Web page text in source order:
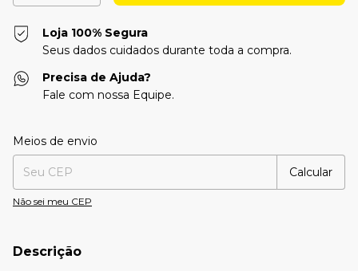
Loja 100% Segura
Seus dados cuidados durante toda a compra.
Precisa de Ajuda?
Fale com nossa Equipe.
Entregas para o CEP:
Meios de envio
Calcular
Não sei meu CEP
Descrição